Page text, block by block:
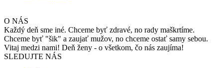
O NÁS
Každý deň sme iné. Chceme byť zdravé, no rady maškrtíme.
Chceme byť "šik" a zaujať mužov, no chceme ostať samy sebou.
Vitaj medzi nami! Deň ženy - o všetkom, čo nás zaujíma!
SLEDUJTE NÁS